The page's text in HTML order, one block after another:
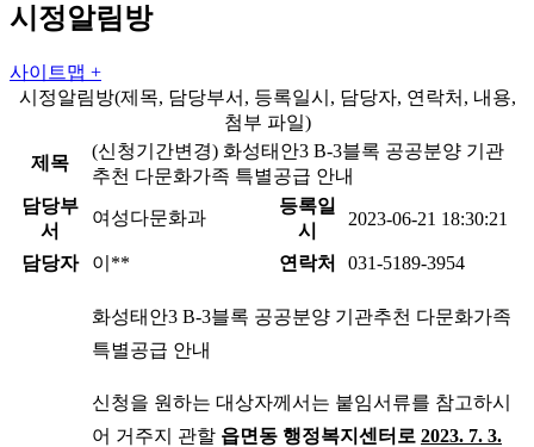
시정알림방
사이트맵 +
시정알림방(제목, 담당부서, 등록일시, 담당자, 연락처, 내용,
첨부 파일)
제목
(신청기간변경) 화성태안3 B-3블록 공공분양 기관
추천 다문화가족 특별공급 안내
담당부
서
여성다문화과
등록일
시
2023-06-21 18:30:21
담당자 이** 연락처 031-5189-3954
화성태안3 B-3블록 공공분양 기관추천 다문화가족
특별공급 안내
신청을 원하는 대상자께서는 붙임서류를 참고하시
어 거주지 관할 읍면동 행정복지센터로 2023. 7. 3.